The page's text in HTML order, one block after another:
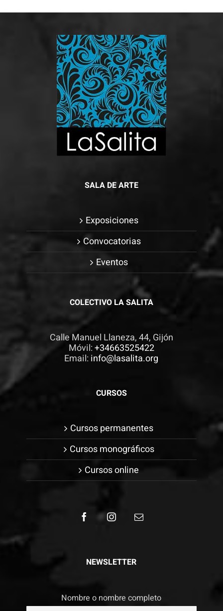
SALA DE ARTE
Exposiciones
Convocatorias
Eventos
COLECTIVO LA SALITA
Calle Manuel Llaneza, 44, Gijón
Móvil:+34663525422
Email: info@lasalita.org
CURSOS
Cursos permanentes
Cursos monográficos
Cursos online
NEWSLETTER
Nombre o nombre completo